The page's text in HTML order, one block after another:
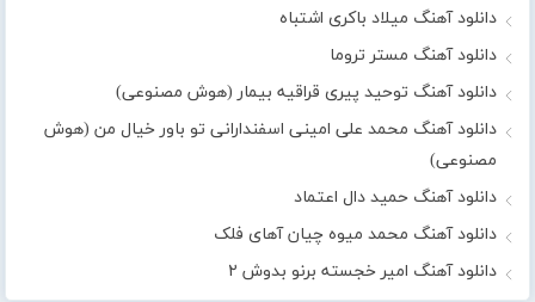
دانلود آهنگ میلاد باکری اشتباه
دانلود آهنگ مستر تروما
دانلود آهنگ توحید پیری قراقیه بیمار (هوش مصنوعی)
دانلود آهنگ محمد علی امینی اسفندارانی تو باور خیال من (هوش
مصنوعی)
دانلود آهنگ حمید دال اعتماد
دانلود آهنگ محمد میوه چیان آهای فلک
دانلود آهنگ امیر خجسته برنو بدوش ۲